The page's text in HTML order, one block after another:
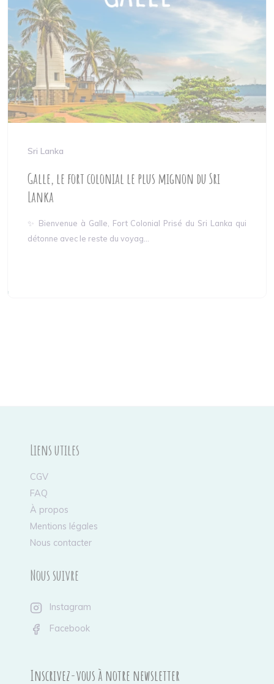
Sri Lanka
Galle, le fort colonial le plus mignon du Sri
Lanka
✨ Bienvenue à Galle, Fort Colonial Prisé du Sri Lanka qui
détonne avec le reste du voyag...
Liens utiles
CGV
FAQ
À propos
Mentions légales
Nous contacter
Nous suivre
Instagram
Facebook
Inscrivez-vous à notre newsletter